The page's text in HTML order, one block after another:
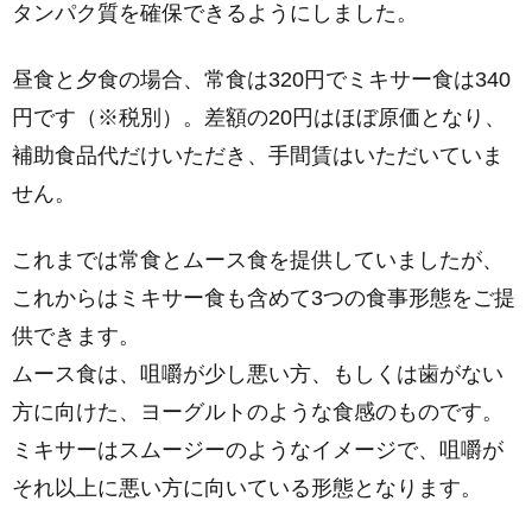
タンパク質を確保できるようにしました。
昼食と夕食の場合、常食は320円でミキサー食は340
円です（※税別）。差額の20円はほぼ原価となり、
補助食品代だけいただき、手間賃はいただいていま
せん。
これまでは常食とムース食を提供していましたが、
これからはミキサー食も含めて3つの食事形態をご提
供できます。
ムース食は、咀嚼が少し悪い方、もしくは歯がない
方に向けた、ヨーグルトのような食感のものです。
ミキサーはスムージーのようなイメージで、咀嚼が
それ以上に悪い方に向いている形態となります。